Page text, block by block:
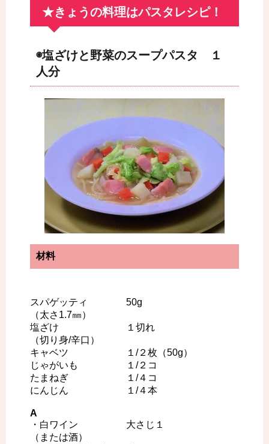
★きょうの料理はパスタレシピ！
◉塩ざけと野菜のスープパスタ １
人分
材料
スパゲッティ 50g
（太さ1.7㎜）
塩ざけ １切れ
（切り身/辛口）
キャベツ １/２枚（50g）
じゃがいも １/２コ
たまねぎ １/４コ
にんじん １/４本
A
・白ワイン 大さじ１
（または酒）